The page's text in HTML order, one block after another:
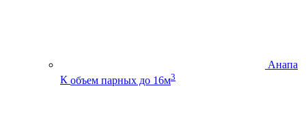
Анапа
К объем парных до 16м3